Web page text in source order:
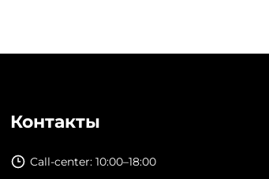
Контакты
Call-center: 10:00–18:00